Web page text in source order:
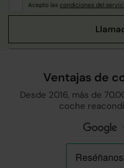
Acepto las condiciones del
Ventajas de
Desde 2016, más de
coche